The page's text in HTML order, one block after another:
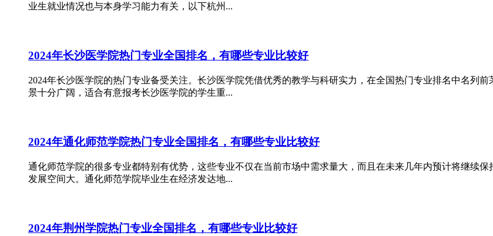
业生就业情况也与本身学习能力有关，以下杭州...
2024年长沙医学院热门专业全国排名，有哪些专业比较好
2024年长沙医学院的热门专业备受关注。长沙医学院凭借优秀的教学与科研实力，在全国热门专业排名中名列
景十分广阔，适合有意报考长沙医学院的学生重...
2024年通化师范学院热门专业全国排名，有哪些专业比较好
通化师范学院的很多专业都特别有优势，这些专业不仅在当前市场中需求量大，而且在未来几年内预计将继续
发展空间大。通化师范学院毕业生在经济发达地...
2024年荆州学院热门专业全国排名，有哪些专业比较好